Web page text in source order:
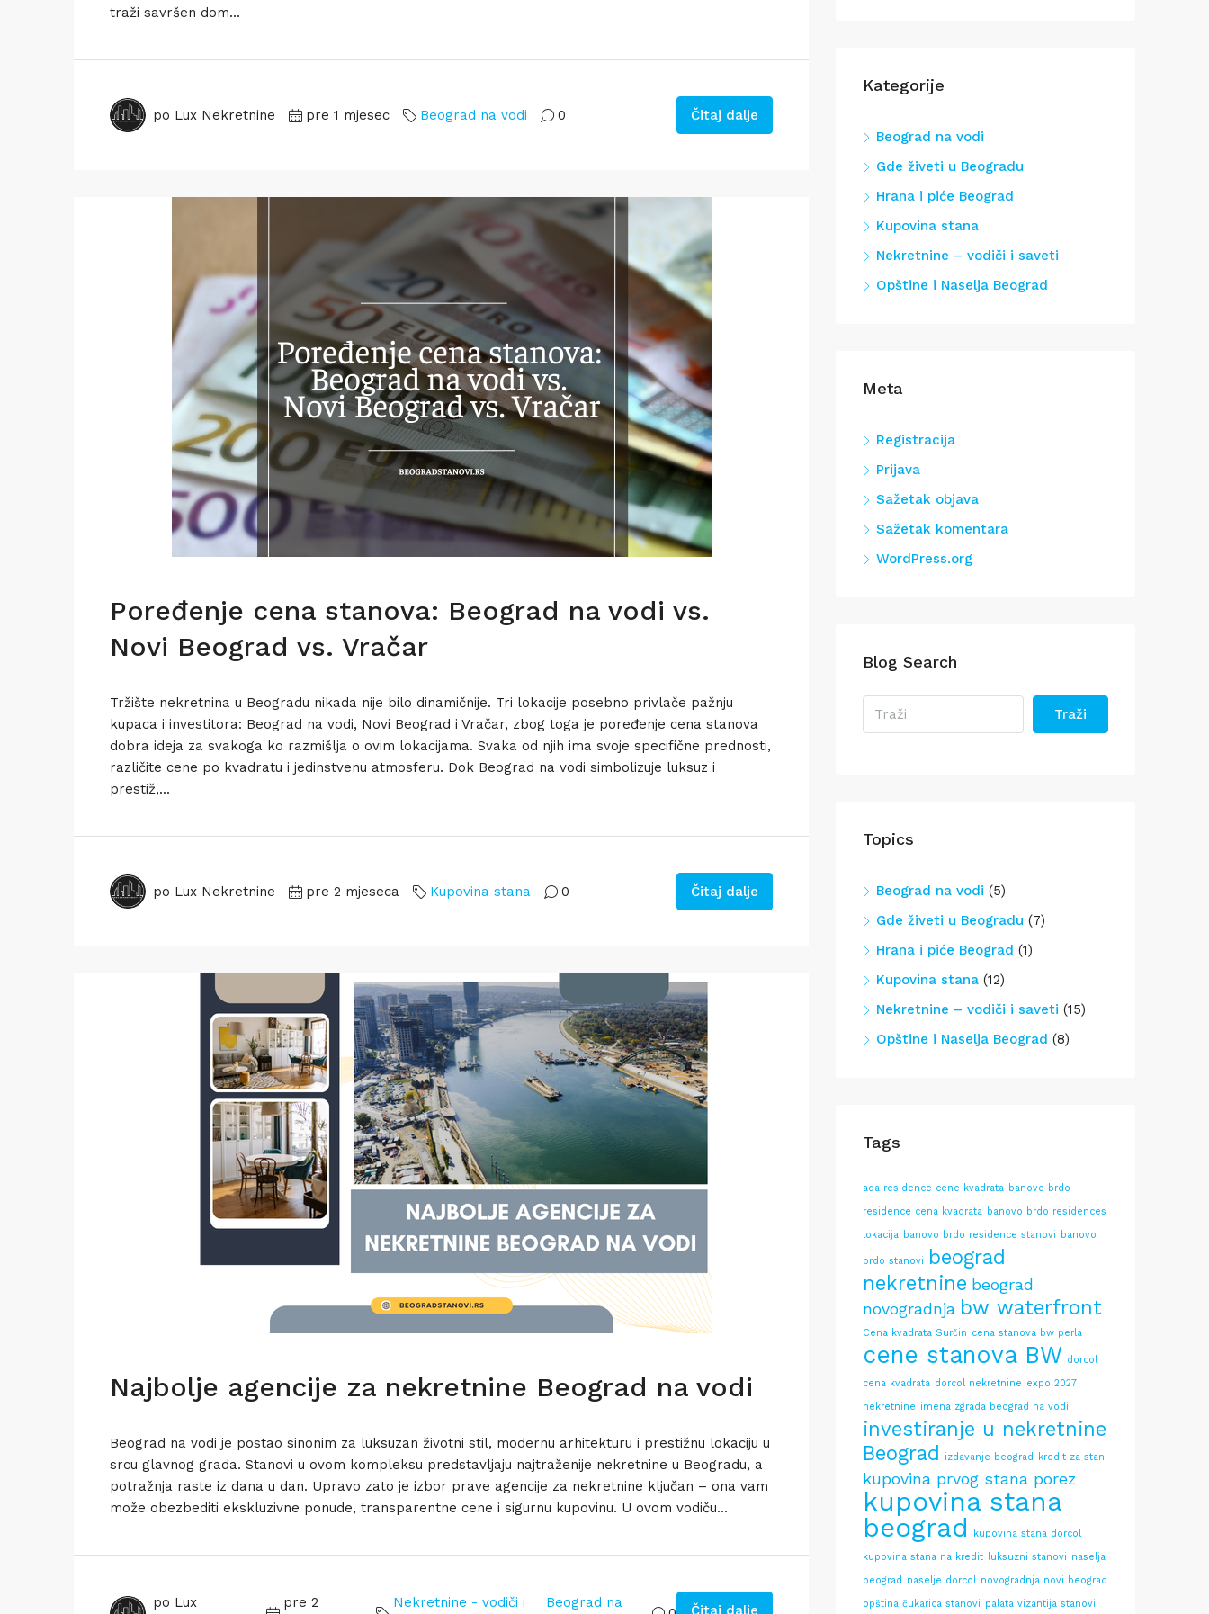
traži savršen dom...
po Lux Nekretnine pre 1 mjesec Beograd na vodi 0 Čitaj dalje
Poređenje cena stanova: Beograd na vodi vs.
Novi Beograd vs. Vračar
Tržište nekretnina u Beogradu nikada nije bilo dinamičnije. Tri lokacije posebno privlače pažnju
kupaca i investitora: Beograd na vodi, Novi Beograd i Vračar, zbog toga je poređenje cena stanova
dobra ideja za svakoga ko razmišlja o ovim lokacijama. Svaka od njih ima svoje specifične prednosti,
različite cene po kvadratu i jedinstvenu atmosferu. Dok Beograd na vodi simbolizuje luksuz i
prestiž,...
po Lux Nekretnine pre 2 mjeseca Kupovina stana 0 Čitaj dalje
Najbolje agencije za nekretnine Beograd na vodi
Beograd na vodi je postao sinonim za luksuzan životni stil, modernu arhitekturu i prestižnu lokaciju u
srcu glavnog grada. Stanovi u ovom kompleksu predstavljaju najtraženije nekretnine u Beogradu, a
potražnja raste iz dana u dan. Upravo zato je izbor prave agencije za nekretnine ključan – ona vam
može obezbediti ekskluzivne ponude, transparentne cene i sigurnu kupovinu. U ovom vodiču...
po Lux pre 2 Nekretnine - vodiči i Beograd na Čitaj dalje
Kategorije
Beograd na vodi
Gde živeti u Beogradu
Hrana i piće Beograd
Kupovina stana
Nekretnine – vodiči i saveti
Opštine i Naselja Beograd
Meta
Registracija
Prijava
Sažetak objava
Sažetak komentara
WordPress.org
Blog Search
Traži
Topics
Beograd na vodi (5)
Gde živeti u Beogradu (7)
Hrana i piće Beograd (1)
Kupovina stana (12)
Nekretnine – vodiči i saveti (15)
Opštine i Naselja Beograd (8)
Tags
ada residence cene kvadrata banovo brdo
residence cena kvadrata banovo brdo residences
lokacija banovo brdo residence stanovi banovo
brdo stanovi
beograd
nekretnine beograd
novogradnja bw waterfront
Cena kvadrata Surčin cena stanova bw perla
cene stanova BW dorcol
cena kvadrata dorcol nekretnine expo 2027
nekretnine imena zgrada beograd na vodi
investiranje u nekretnine
Beograd
izdavanje beograd kredit za stan
kupovina prvog stana porez
kupovina stana
beograd
kupovina stana dorcol
kupovina stana na kredit luksuzni stanovi naselja
beograd naselje dorcol novogradnja novi beograd
opština čukarica stanovi palata vizantija stanovi